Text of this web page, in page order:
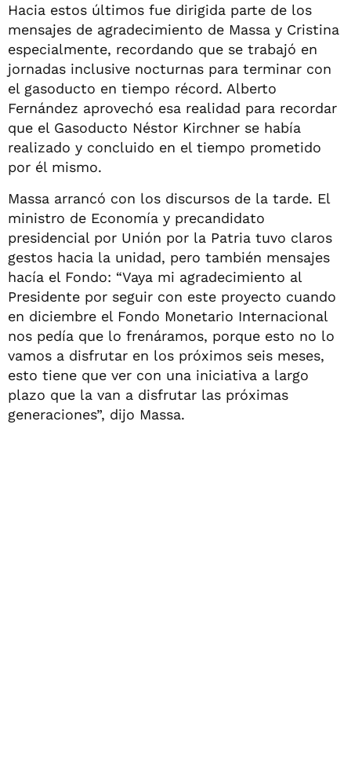
Hacia estos últimos fue dirigida parte de los
mensajes de agradecimiento de Massa y Cristina
especialmente, recordando que se trabajó en
jornadas inclusive nocturnas para terminar con
el gasoducto en tiempo récord. Alberto
Fernández aprovechó esa realidad para recordar
que el Gasoducto Néstor Kirchner se había
realizado y concluido en el tiempo prometido
por él mismo.
Massa arrancó con los discursos de la tarde. El
ministro de Economía y precandidato
presidencial por Unión por la Patria tuvo claros
gestos hacia la unidad, pero también mensajes
hacía el Fondo: “Vaya mi agradecimiento al
Presidente por seguir con este proyecto cuando
en diciembre el Fondo Monetario Internacional
nos pedía que lo frenáramos, porque esto no lo
vamos a disfrutar en los próximos seis meses,
esto tiene que ver con una iniciativa a largo
plazo que la van a disfrutar las próximas
generaciones”, dijo Massa.